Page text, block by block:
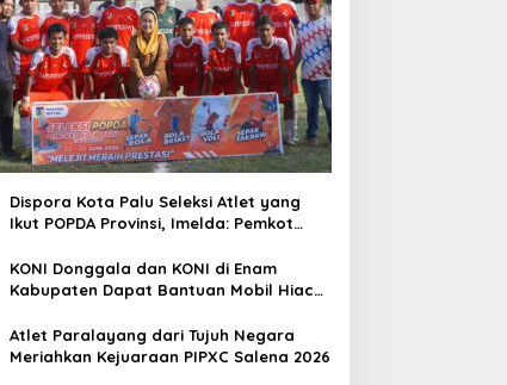
Dispora Kota Palu Seleksi Atlet yang
Ikut POPDA Provinsi, Imelda: Pemkot
Olahraga Pelajar
KONI Donggala dan KONI di Enam
Kabupaten Dapat Bantuan Mobil Hiace
Atlet Paralayang dari Tujuh Negara
Meriahkan Kejuaraan PIPXC Salena 2026